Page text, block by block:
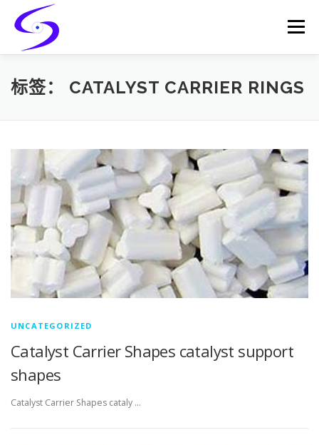
content
Menu
HOME PRODUCTS CATALYST-CARRIER
标签： CATALYST CARRIER RINGS
UNCATEGORIZED
Catalyst Carrier Shapes catalyst support
shapes
Catalyst Carrier Shapes cataly …